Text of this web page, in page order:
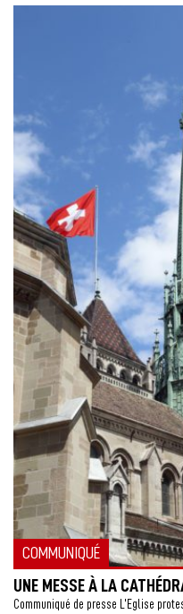
COMMUNIQUÉ
UNE MESSE À LA
Communiqué de presse L’Eglise